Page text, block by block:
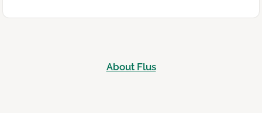
window)
About Flus